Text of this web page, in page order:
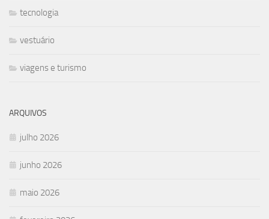
tecnologia
vestuário
viagens e turismo
ARQUIVOS
julho 2026
junho 2026
maio 2026